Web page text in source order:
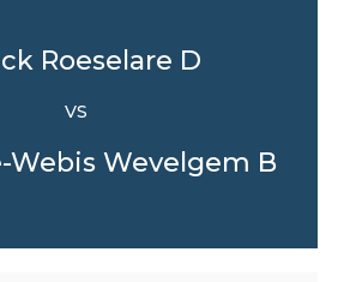
Roeselare D
VS
Webis Wevelgem B